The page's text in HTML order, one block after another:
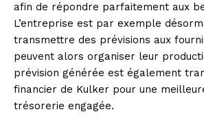
afin de répondre parfaitement aux
L’entreprise est par exemple
transmettre des prévisions aux
peuvent alors organiser leur
prévision générée est également
financier de Kulker pour une
trésorerie engagée.